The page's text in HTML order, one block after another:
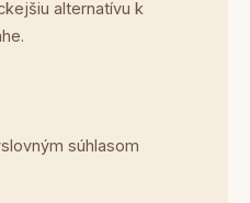
alternatívu k
súhlasom